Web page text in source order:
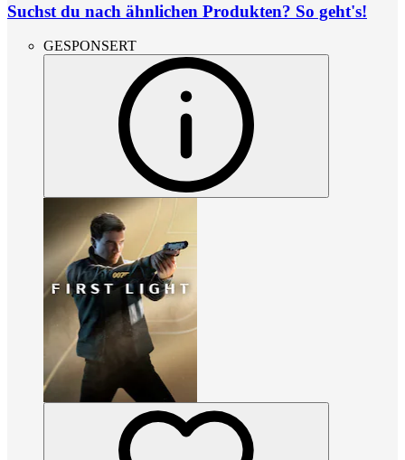
Suchst du nach ähnlichen Produkten? So geht's!
GESPONSERT